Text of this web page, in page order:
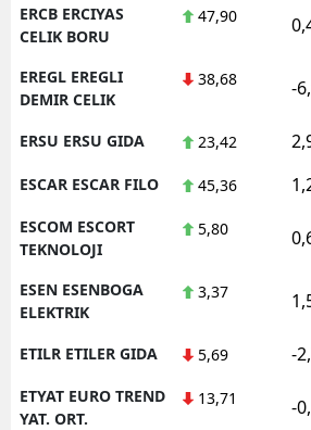
ERCB ERCIYAS
CELIK BORU
47,90
EREGL EREGLI
DEMIR CELIK
38,68 -
ERSU ERSU GIDA 23,42
ESCAR ESCAR FILO 45,36
ESCOM ESCORT
TEKNOLOJI
5,80
ESEN ESENBOGA
ELEKTRIK
3,37
ETILR ETILER GIDA 5,69 -
ETYAT EURO TREND
YAT. ORT.
13,71 -